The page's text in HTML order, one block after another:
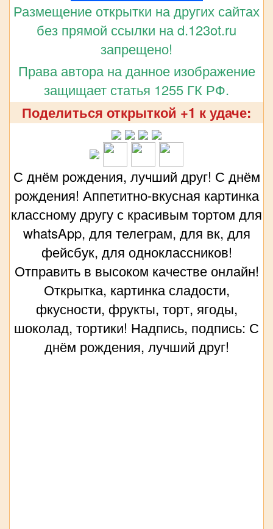
Размещение открытки на других сайтах
без прямой ссылки на d.123ot.ru
запрещено!
Права автора на данное изображение
защищает статья 1255 ГК РФ.
Поделиться открыткой +1 к удаче:
С днём рождения, лучший друг! С днём
рождения! Аппетитно-вкусная картинка
классному другу с красивым тортом для
whatsApp, для телеграм, для вк, для
фейсбук, для одноклассников!
Отправить в высоком качестве онлайн!
Открытка, картинка сладости,
фкусности, фрукты, торт, ягоды,
шоколад, тортики! Надпись, подпись: С
днём рождения, лучший друг!